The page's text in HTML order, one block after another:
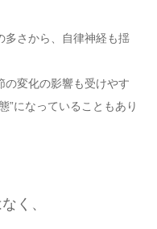
多さから、自律神経も揺
の変化の影響も受けやす
”になっていることもあり
く、